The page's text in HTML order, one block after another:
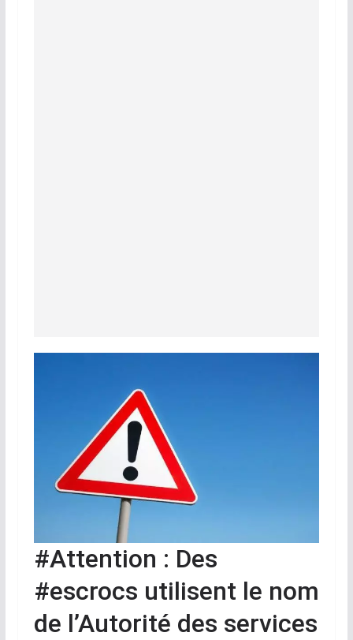
#Attention : Des
#escrocs utilisent le nom
de l’Autorité des services